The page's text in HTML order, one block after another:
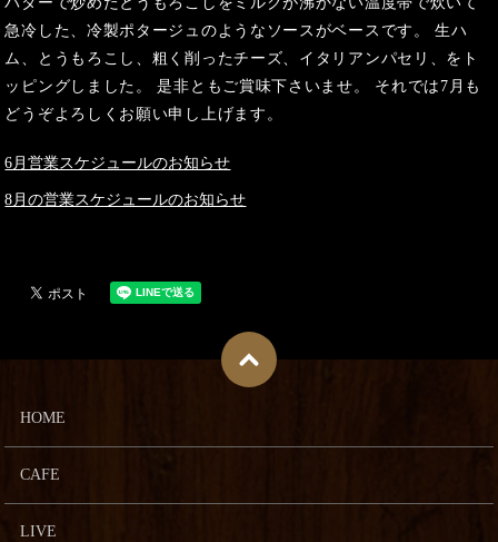
急冷した、冷製ポタージュのようなソースがベースです。 生ハ
ム、とうもろこし、粗く削ったチーズ、イタリアンパセリ、をト
ッピングしました。 是非ともご賞味下さいませ。 それでは7月も
どうぞよろしくお願い申し上げます。
6月営業スケジュールのお知らせ
8月の営業スケジュールのお知らせ
HOME
CAFE
LIVE